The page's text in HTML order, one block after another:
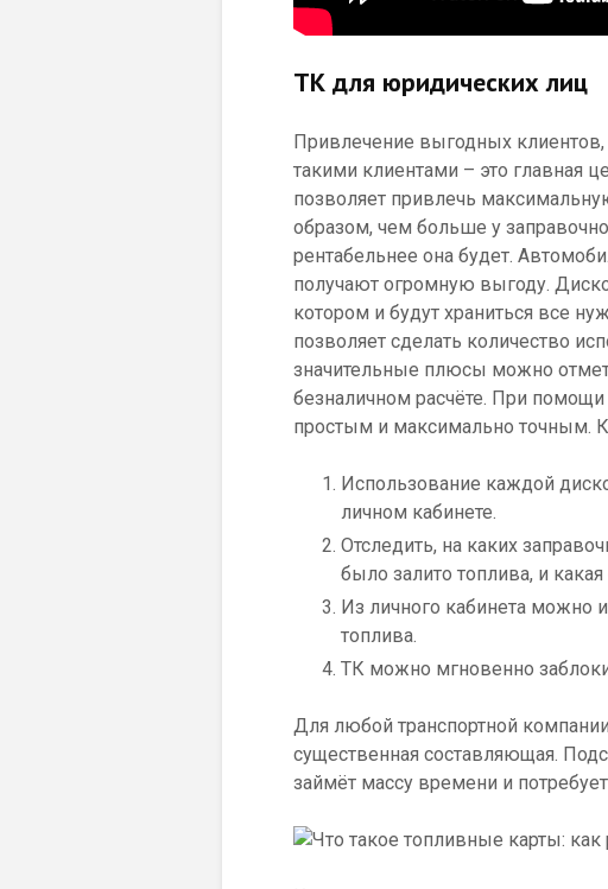
ТК для юридических лиц
Привлечение выгодных
такими клиентами – это главная
позволяет привлечь
образом, чем больше у
рентабельнее она будет.
получают огромную выгоду.
котором и будут храниться все
позволяет сделать количество
значительные плюсы можно
безналичном расчёте. При помощи
простым и максимально точным.
Использование каждой
личном кабинете.
Отследить, на каких
было залито топлива, и
Из личного кабинета можно
топлива.
ТК можно мгновенно
Для любой транспортной
существенная составляющая.
займёт массу времени и